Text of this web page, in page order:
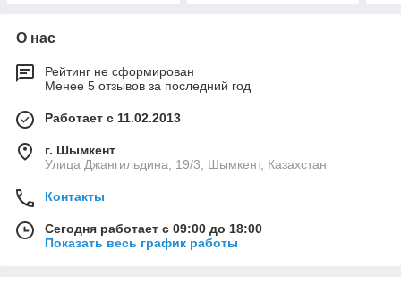
О нас
Рейтинг не сформирован
Менее 5 отзывов за последний год
Работает с 11.02.2013
г. Шымкент
Улица Джангильдина, 19/3, Шымкент, Казахстан
Контакты
Сегодня работает с 09:00 до 18:00
Показать весь график работы